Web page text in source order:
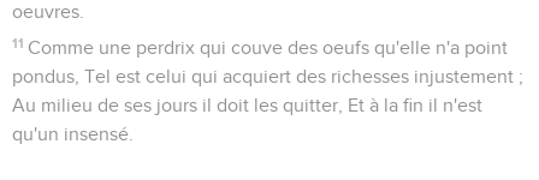
oeuvres.
11 Comme une perdrix qui couve des oeufs qu'elle n'a point
pondus, Tel est celui qui acquiert des richesses injustement ;
Au milieu de ses jours il doit les quitter, Et à la fin il n'est
qu'un insensé.